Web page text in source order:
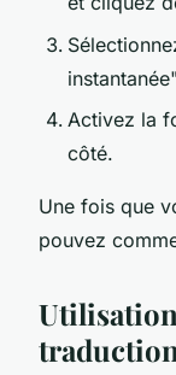
Activez la
côté.
Une fois que
pouvez